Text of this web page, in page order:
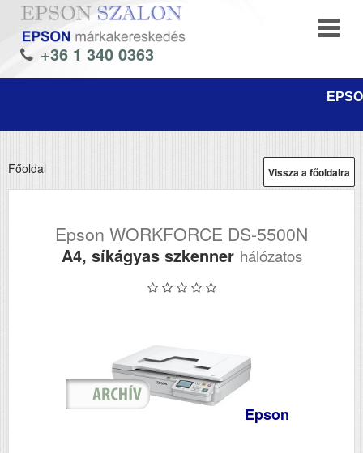
+36 1 340 0363
Vissza a főoldalra
Főoldal
Epson WORKFORCE DS-5500N
A4, síkágyas szkenner hálózatos
Epson